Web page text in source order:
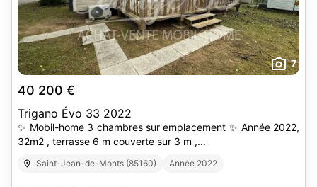
7
40 200 €
Trigano Évo 33 2022
✨ Mobil-home 3 chambres sur emplacement ✨ Année 2022,
32m2 , terrasse 6 m couverte sur 3 m ,...
Saint-Jean-de-Monts (85160) Année 2022